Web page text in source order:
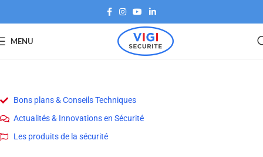
MENU
Bons plans & Conseils Techniques
Actualités & Innovations en Sécurité
Les produits de la sécurité